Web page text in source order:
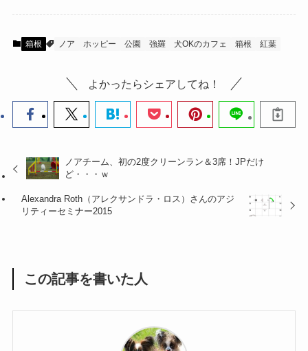
箱根 ノア ホッピー 公園 強羅 犬OKのカフェ 箱根 紅葉
よかったらシェアしてね！
ノアチーム、初の2度クリーンラン＆3席！JPだけ
ど・・・ｗ
Alexandra Roth（アレクサンドラ・ロス）さんのアジ
リティーセミナー2015
この記事を書いた人